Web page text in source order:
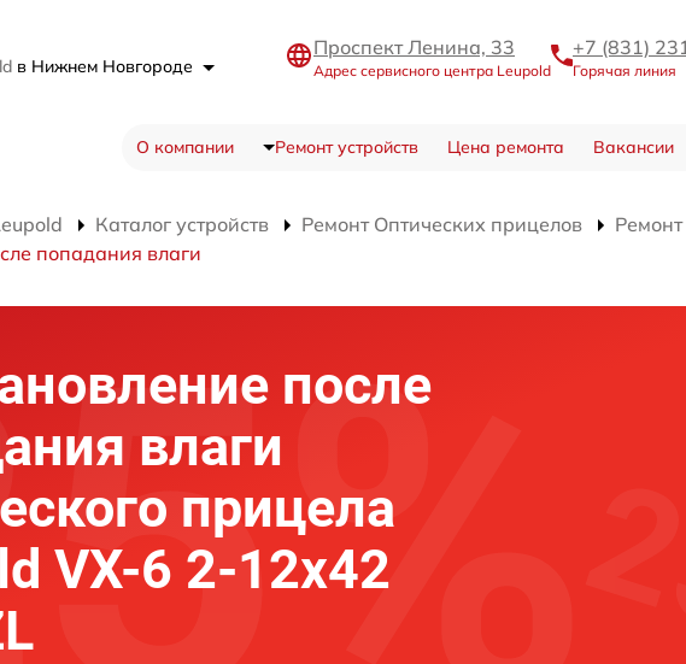
в Нижнем Новгороде
Проспект Ленина, 33
Адрес сервисного центра Leupold
+7 (831)
Горячая линия
О компании Ремонт устройств Цена ремонта Вакансии
Каталог устройств Ремонт Оптических прицелов
попадания влаги
после
влаги
прицела
VX-6 2-12x42